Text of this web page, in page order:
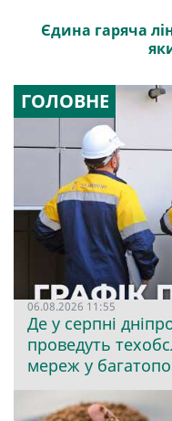
Єдина гаряча
ГОЛОВНЕ
06.08.2026 11:55
Де у серпні
проведуть
мереж у